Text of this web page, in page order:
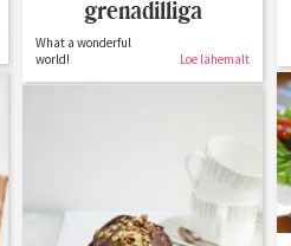
grenadilliga
What a wonderful
world!
Loe lähemalt